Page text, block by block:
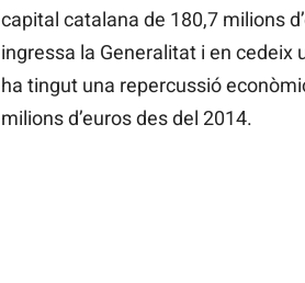
capital catalana de 180,7 milions
ingressa la Generalitat i en cedeix
ha tingut una repercussió
milions d’euros des del 2014.